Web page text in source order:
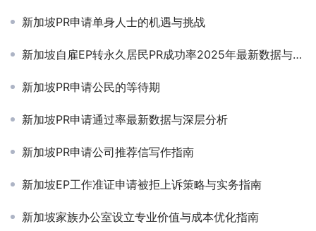
新加坡PR申请单身人士的机遇与挑战
新加坡自雇EP转永久居民PR成功率2025年最新数据与关键影响因素
新加坡PR申请公民的等待期
新加坡PR申请通过率最新数据与深层分析
新加坡PR申请公司推荐信写作指南
新加坡EP工作准证申请被拒上诉策略与实务指南
新加坡家族办公室设立专业价值与成本优化指南